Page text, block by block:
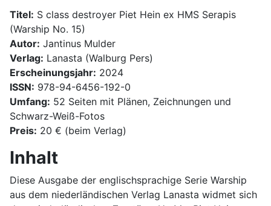
Titel: S class destroyer Piet Hein ex HMS Serapis
(Warship No. 15)
Autor: Jantinus Mulder
Verlag: Lanasta (Walburg Pers)
Erscheinungsjahr: 2024
ISSN: 978-94-6456-192-0
Umfang: 52 Seiten mit Plänen, Zeichnungen und
Schwarz-Weiß-Fotos
Preis: 20 € (beim Verlag)
Inhalt
Diese Ausgabe der englischsprachige Serie Warship
aus dem niederländischen Verlag Lanasta widmet sich